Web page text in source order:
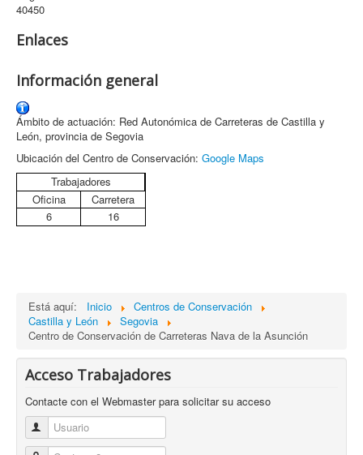
40450
Enlaces
Información general
Ámbito de actuación: Red Autonómica de Carreteras de Castilla y
León, provincia de Segovia
Ubicación del Centro de Conservación: Google Maps
Trabajadores
Oficina
Carretera
6
16
Está aquí: Inicio
Centros de Conservación
Castilla y León
Segovia
Centro de Conservación de Carreteras Nava de la Asunción
Acceso Trabajadores
Contacte con el Webmaster para solicitar su acceso
Usuario